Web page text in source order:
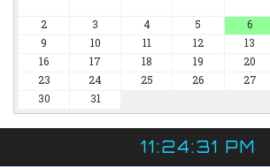
2
3 4 5 6
9
10 11 12 13
16
17 18 19 20
23
24 25 26 27
30
31
11:24:31 PM